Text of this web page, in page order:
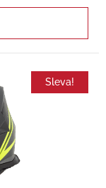
Sleva!